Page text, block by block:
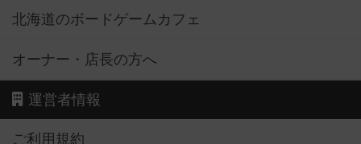
北海道のボードゲームカフェ
オーナー・店長の方へ
運営者情報
ご利用規約